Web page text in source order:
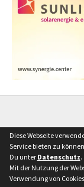
Diese Webseite
Service bieten zu
Du unter Datenschutz.
Mit der Nutzung der
Verwendung von